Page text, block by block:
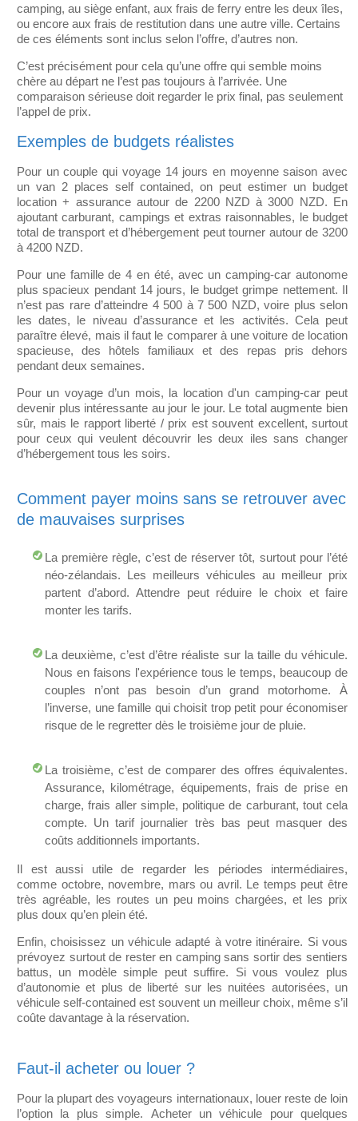
camping, au siège enfant, aux frais de ferry entre les deux îles,
ou encore aux frais de restitution dans une autre ville. Certains
de ces éléments sont inclus selon l’offre, d’autres non.
C’est précisément pour cela qu’une offre qui semble moins
chère au départ ne l’est pas toujours à l’arrivée. Une
comparaison sérieuse doit regarder le prix final, pas seulement
l’appel de prix.
Exemples de budgets réalistes
Pour un couple qui voyage 14 jours en moyenne saison avec
un van 2 places self contained, on peut estimer un budget
location + assurance autour de 2200 NZD à 3000 NZD. En
ajoutant carburant, campings et extras raisonnables, le budget
total de transport et d’hébergement peut tourner autour de 3200
à 4200 NZD.
Pour une famille de 4 en été, avec un camping-car autonome
plus spacieux pendant 14 jours, le budget grimpe nettement. Il
n’est pas rare d’atteindre 4 500 à 7 500 NZD, voire plus selon
les dates, le niveau d’assurance et les activités. Cela peut
paraître élevé, mais il faut le comparer à une voiture de location
spacieuse, des hôtels familiaux et des repas pris dehors
pendant deux semaines.
Pour un voyage d’un mois, la location d'un camping-car peut
devenir plus intéressante au jour le jour. Le total augmente bien
sûr, mais le rapport liberté / prix est souvent excellent, surtout
pour ceux qui veulent découvrir les deux iles sans changer
d’hébergement tous les soirs.
Comment payer moins sans se retrouver avec
de mauvaises surprises
La première règle, c’est de réserver tôt, surtout pour l’été
néo-zélandais. Les meilleurs véhicules au meilleur prix
partent d’abord. Attendre peut réduire le choix et faire
monter les tarifs.
La deuxième, c’est d’être réaliste sur la taille du véhicule.
Nous en faisons l'expérience tous le temps, beaucoup de
couples n’ont pas besoin d’un grand motorhome. À
l’inverse, une famille qui choisit trop petit pour économiser
risque de le regretter dès le troisième jour de pluie.
La troisième, c’est de comparer des offres équivalentes.
Assurance, kilométrage, équipements, frais de prise en
charge, frais aller simple, politique de carburant, tout cela
compte. Un tarif journalier très bas peut masquer des
coûts additionnels importants.
Il est aussi utile de regarder les périodes intermédiaires,
comme octobre, novembre, mars ou avril. Le temps peut être
très agréable, les routes un peu moins chargées, et les prix
plus doux qu’en plein été.
Enfin, choisissez un véhicule adapté à votre itinéraire. Si vous
prévoyez surtout de rester en camping sans sortir des sentiers
battus, un modèle simple peut suffire. Si vous voulez plus
d’autonomie et plus de liberté sur les nuitées autorisées, un
véhicule self-contained est souvent un meilleur choix, même s’il
coûte davantage à la réservation.
Faut-il acheter ou louer ?
Pour la plupart des voyageurs internationaux, louer reste de loin
l’option la plus simple. Acheter un véhicule pour quelques